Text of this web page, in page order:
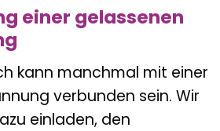
einer gelassenen
kann manchmal mit einer
verbunden sein. Wir
einladen, den